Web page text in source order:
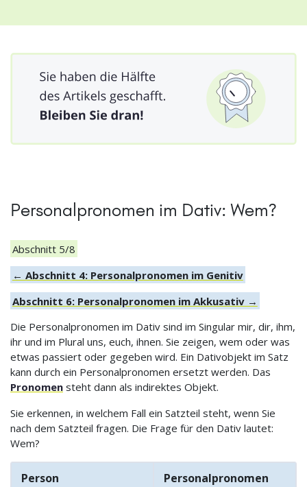
Personalpronomen im Dativ: Wem?
Abschnitt 5/8
← Abschnitt 4: Personalpronomen im Genitiv
Abschnitt 6: Personalpronomen im Akkusativ →
Die Personalpronomen im Dativ sind im Singular mir, dir, ihm,
ihr und im Plural uns, euch, ihnen. Sie zeigen, wem oder was
etwas passiert oder gegeben wird. Ein Dativobjekt im Satz
kann durch ein Personalpronomen ersetzt werden. Das
Pronomen steht dann als indirektes Objekt.
Sie erkennen, in welchem Fall ein Satzteil steht, wenn Sie
nach dem Satzteil fragen. Die Frage für den Dativ lautet:
Wem?
Person Personalpronomen